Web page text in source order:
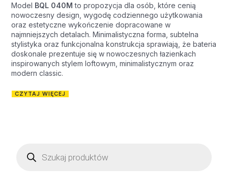
Model BQL 040M to propozycja dla osób, które cenią
nowoczesny design, wygodę codziennego użytkowania
oraz estetyczne wykończenie dopracowane w
najmniejszych detalach. Minimalistyczna forma, subtelna
stylistyka oraz funkcjonalna konstrukcja sprawiają, że bateria
doskonale prezentuje się w nowoczesnych łazienkach
inspirowanych stylem loftowym, minimalistycznym oraz
modern classic.
CZYTAJ WIĘCEJ